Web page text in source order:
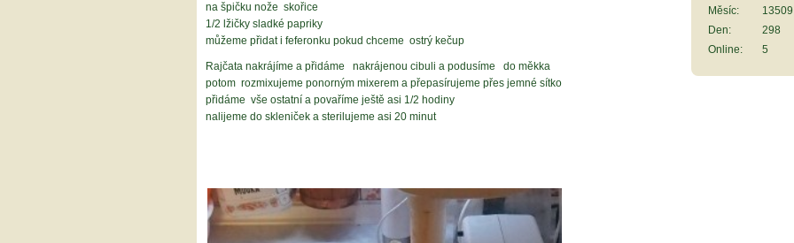
na špičku nože skořice
1/2 lžičky sladké papriky
můžeme přidat i feferonku pokud chceme ostrý kečup
Rajčata nakrájíme a přidáme nakrájenou cibuli a podusíme do měkka
potom rozmixujeme ponorným mixerem a přepasírujeme přes jemné sítko
přidáme vše ostatní a povaříme ještě asi 1/2 hodiny
nalijeme do skleniček a sterilujeme asi 20 minut
Online: 5
Měsíc:
13509
Den:
298